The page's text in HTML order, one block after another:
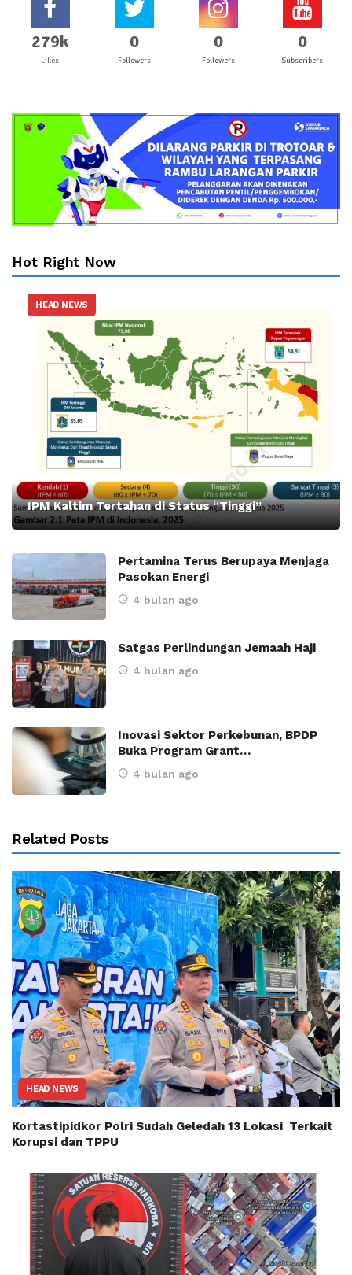
279k
Likes
0
Followers
0
Followers
0
Subscribers
Hot Right Now
HEAD NEWS
IPM Kaltim Tertahan di Status “Tinggi”
Pertamina Terus Berupaya Menjaga
Pasokan Energi
4 bulan ago
Satgas Perlindungan Jemaah Haji
4 bulan ago
Inovasi Sektor Perkebunan, BPDP
Buka Program Grant…
4 bulan ago
Related Posts
HEAD NEWS
Kortastipidkor Polri Sudah Geledah 13 Lokasi Terkait
Korupsi dan TPPU